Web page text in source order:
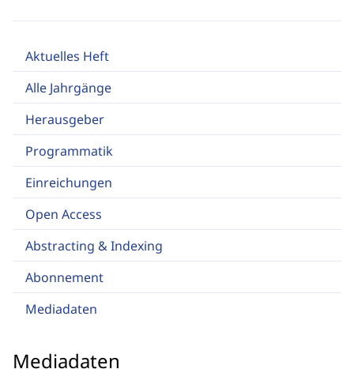
Aktuelles Heft
Alle Jahrgänge
Herausgeber
Programmatik
Einreichungen
Open Access
Abstracting & Indexing
Abonnement
Mediadaten
Mediadaten